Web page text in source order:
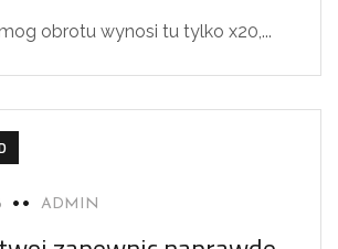
obrotu wynosi tu tylko x20,...
ADMIN